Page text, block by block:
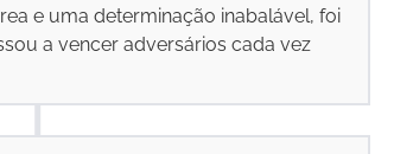
e uma determinação inabalável, foi
a vencer adversários cada vez